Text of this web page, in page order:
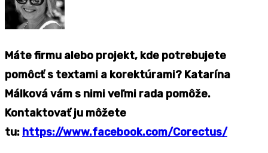
Máte firmu alebo projekt, kde potrebujete
pomôcť s textami a korektúrami? Katarína
Málková vám s nimi veľmi rada pomôže.
Kontaktovať ju môžete
tu: https://www.facebook.com/Corectus/